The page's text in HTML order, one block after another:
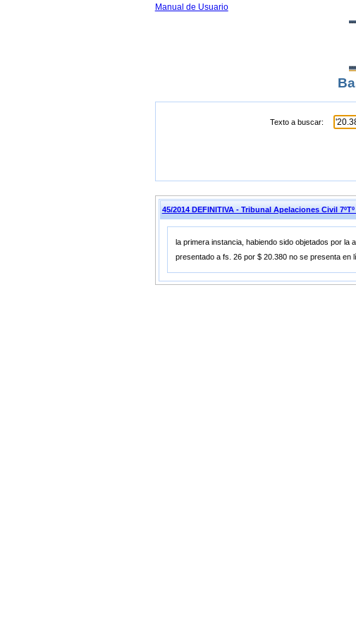
Manual de Usuario
Texto a buscar:
45/2014 DEFINITIVA - Tribunal Apelaciones Civil
la primera instancia, habiendo sido objetados por
presentado a fs. 26 por $ 20.380 no se presenta